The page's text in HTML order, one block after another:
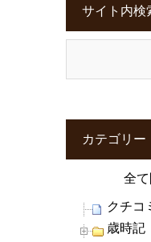
サイト内検
カテゴリー
全て
クチコ
歳時記